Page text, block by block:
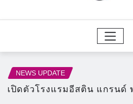
NEWS UPDATE
เปิดตัวโรงแรมอีสติน แกรนด์